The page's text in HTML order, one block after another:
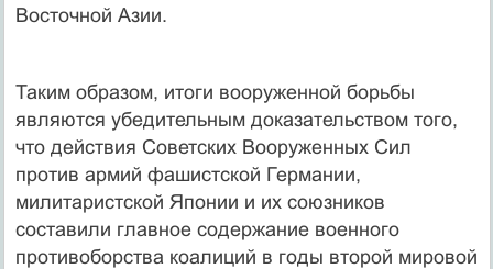
Восточной Азии.
Таким образом, итоги вооруженной борьбы
являются убедительным доказательством того,
что действия Советских Вооруженных Сил
против армий фашистской Германии,
милитаристской Японии и их союзников
составили главное содержание военного
противоборства коалиций в годы второй мировой